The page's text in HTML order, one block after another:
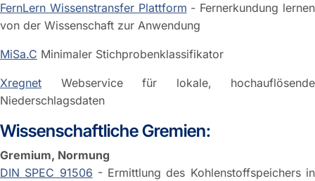
FernLern Wissenstransfer Plattform - Fernerkundung lernen
von der Wissenschaft zur Anwendung
MiSa.C Minimaler Stichprobenklassifikator
Xregnet Webservice für lokale, hochauflösende
Niederschlagsdaten
Wissenschaftliche Gremien:
Gremium, Normung
DIN SPEC 91506 - Ermittlung des Kohlenstoffspeichers in